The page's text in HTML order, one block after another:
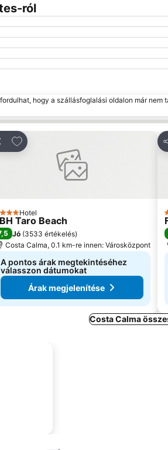
ról
hogy a szállásfoglalási oldalon már nem
Hozzáadás a kedvencekhez
Hotel
Taro Beach
Jó (3533 értékelés)
Costa Calma, 0.1 km-re innen: Városközpont
A pontos árak megtekintéséhez
válasszon dátumokat
Árak megjelenítése
Costa Calma